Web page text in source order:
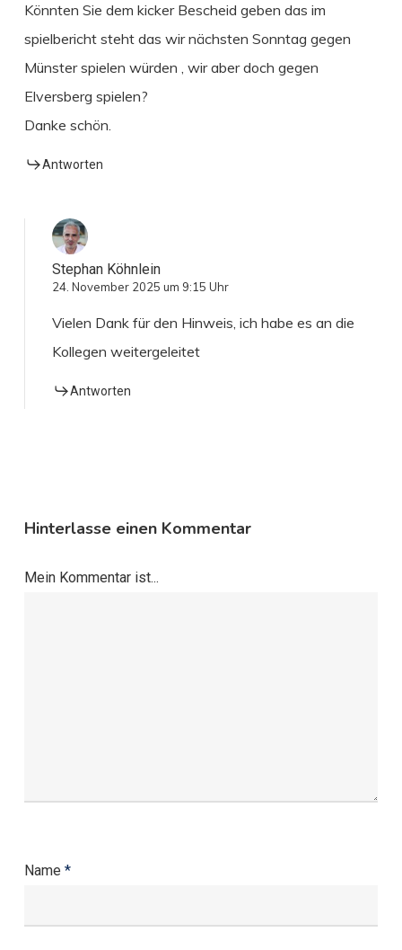
Könnten Sie dem kicker Bescheid geben das im
spielbericht steht das wir nächsten Sonntag gegen
Münster spielen würden , wir aber doch gegen
Elversberg spielen?
Danke schön.
Antworten
Stephan Köhnlein
24. November 2025 um 9:15 Uhr
Vielen Dank für den Hinweis, ich habe es an die
Kollegen weitergeleitet
Antworten
Hinterlasse einen Kommentar
Mein Kommentar ist...
Name *